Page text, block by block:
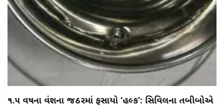
૧.૫ વર્ષના વંશના જઠરમાં ફસાયો ‘હલ્ક’: સિવિલના તબીબોએ